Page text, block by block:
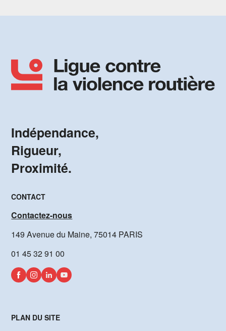
Indépendance,
Rigueur,
Proximité.
CONTACT
Contactez-nous
149 Avenue du Maine, 75014 PARIS
01 45 32 91 00
PLAN DU SITE